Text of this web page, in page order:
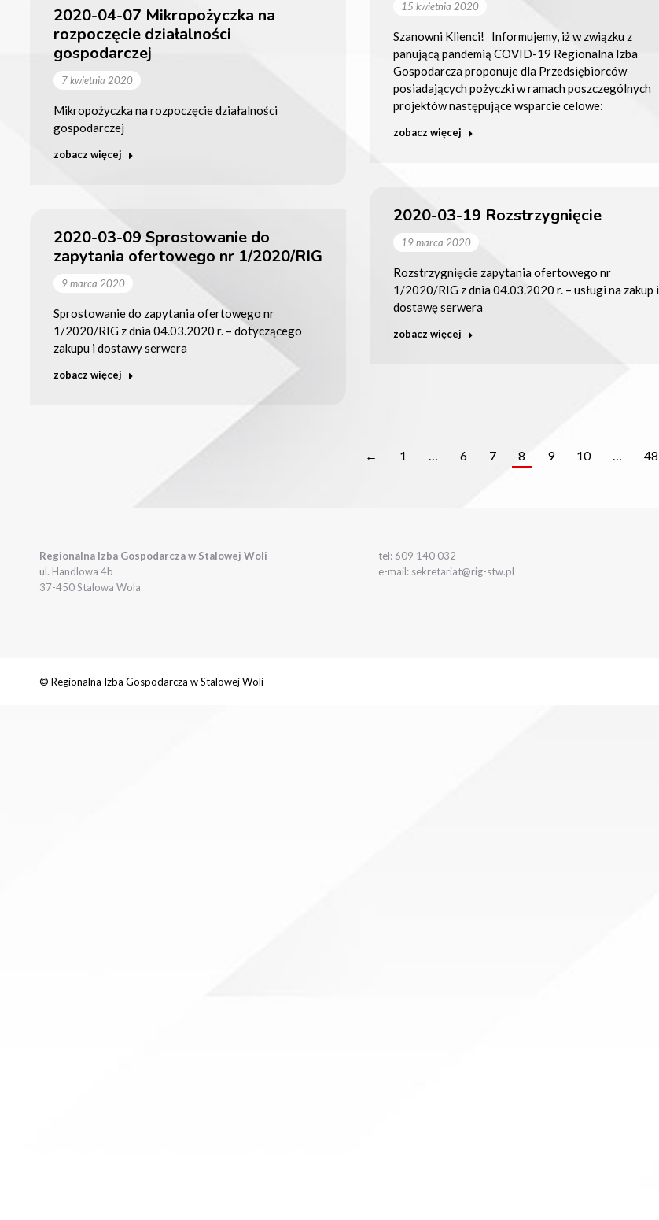
15 kwietnia 2020
Szanowni Klienci! Informujemy, iż w związku z
panującą pandemią COVID-19 Regionalna Izba
Gospodarcza proponuje dla Przedsiębiorców
posiadających pożyczki w ramach poszczególnych
projektów następujące wsparcie celowe:
zobacz więcej
2020-04-07 Mikropożyczka na
rozpoczęcie działalności
gospodarczej
7 kwietnia 2020
Mikropożyczka na rozpoczęcie działalności
gospodarczej
zobacz więcej
2020-03-19 Rozstrzygnięcie
19 marca 2020
Rozstrzygnięcie zapytania ofertowego nr
1/2020/RIG z dnia 04.03.2020 r. – usługi na zakup i
dostawę serwera
zobacz więcej
2020-03-09 Sprostowanie do
zapytania ofertowego nr 1/2020/RIG
9 marca 2020
Sprostowanie do zapytania ofertowego nr
1/2020/RIG z dnia 04.03.2020 r. – dotyczącego
zakupu i dostawy serwera
zobacz więcej
← 1 6 7 8 9 10 48
Regionalna Izba Gospodarcza w Stalowej Woli
ul. Handlowa 4b
37-450 Stalowa Wola
tel: 609 140 032
e-mail: sekretariat@rig-stw.pl
© Regionalna Izba Gospodarcza w Stalowej Woli